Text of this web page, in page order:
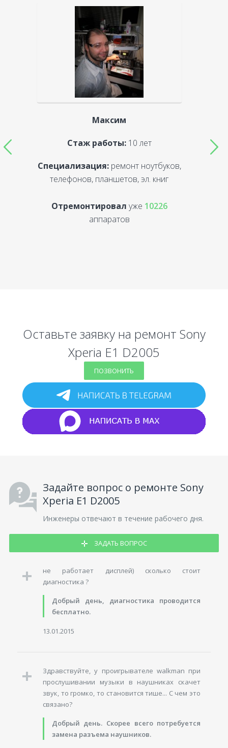
Максим
Стаж работы:10 лет
Специализация:ремонт ноутбуков,
телефонов, планшетов, эл. книг
Отремонтировал уже 10226
аппаратов
Оставьте заявку на ремонт Sony
Xperia E1 D2005
ПОЗВОНИТЬ
Задайте вопрос о ремонте Sony
Xperia E1 D2005
Инженеры отвечают в течение рабочего дня.
ЗАДАТЬ ВОПРОС
не работает дисплей) сколько стоит
диагностика ?
Добрый день, диагностика проводится
бесплатно.
13.01.2015
Здравствуйте, у проигрывателе walkman при
прослушивании музыки в наушниках скачет
звук, то громко, то становится тише... С чем это
связано?
Добрый день. Скорее всего потребуется
замена разъема наушников.